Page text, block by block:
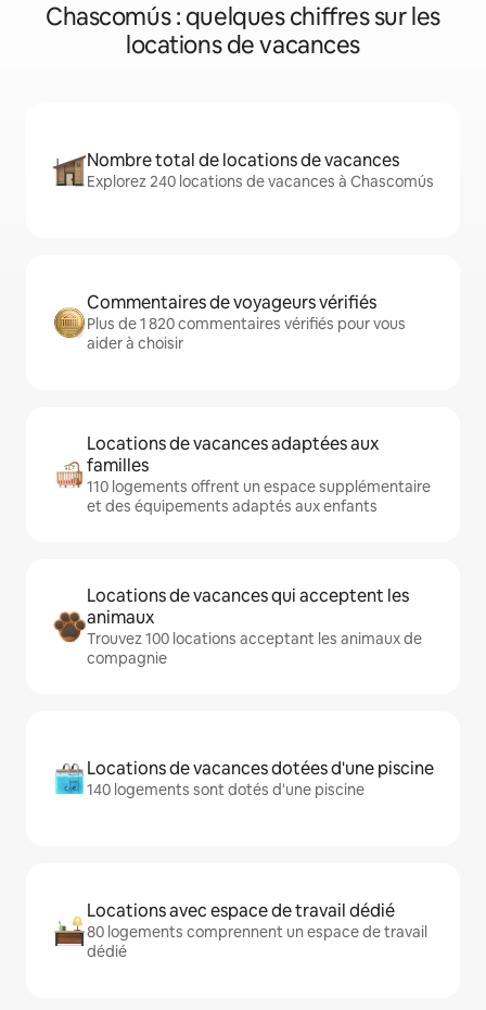
Chascomús : quelques chiffres sur les
locations de vacances
Nombre total de locations de vacances
Explorez 240 locations de vacances à Chascomús
Commentaires de voyageurs vérifiés
Plus de 1 820 commentaires vérifiés pour vous
aider à choisir
Locations de vacances adaptées aux
familles
110 logements offrent un espace supplémentaire
et des équipements adaptés aux enfants
Locations de vacances qui acceptent les
animaux
Trouvez 100 locations acceptant les animaux de
compagnie
Locations de vacances dotées d'une piscine
140 logements sont dotés d'une piscine
Locations avec espace de travail dédié
80 logements comprennent un espace de travail
dédié